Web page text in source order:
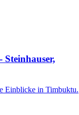
Einblicke in Timbuktu.